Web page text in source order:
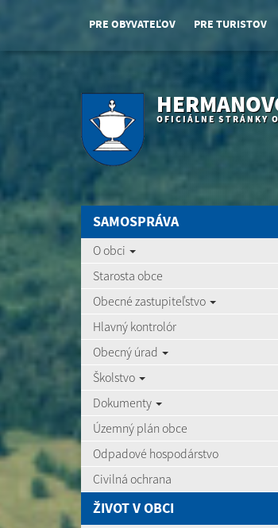
PRE OBYVATEĽOV PRE TURISTOV
OFICIÁLNE STRÁNKY
SAMOSPRÁVA
O obci
Starosta obce
Obecné zastupiteľstvo
Hlavný kontrolór
Obecný úrad
Školstvo
Dokumenty
Územný plán obce
Odpadové hospodárstvo
Civilná ochrana
ŽIVOT V OBCI